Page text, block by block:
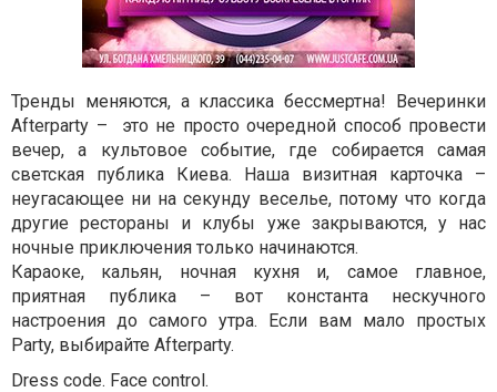
Тренды меняются, а классика бессмертна! Вечеринки
Afterparty – это не просто очередной способ провести
вечер, а культовое событие, где собирается самая
светская публика Киева. Наша визитная карточка –
неугасающее ни на секунду веселье, потому что когда
другие рестораны и клубы уже закрываются, у нас
ночные приключения только начинаются.
Караоке, кальян, ночная кухня и, самое главное,
приятная публика – вот константа нескучного
настроения до самого утра. Если вам мало простых
Party, выбирайте Afterparty.
Dress code. Face control.